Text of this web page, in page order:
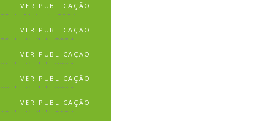
VER PUBLICAÇÃO
03 de Maio de 2024
VER PUBLICAÇÃO
30 de Abril de 2024
VER PUBLICAÇÃO
26 de Abril de 2024
VER PUBLICAÇÃO
22 de Abril de 2024
VER PUBLICAÇÃO
18 de Abril de 2024